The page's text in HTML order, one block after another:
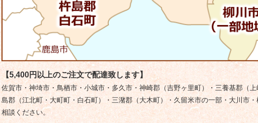
【5,400円以上のご注文で配達致します】
佐賀市・神埼市・鳥栖市・小城市・多久市・神崎郡（吉野ヶ里町）・三養基郡（
島郡（江北町・大町町・白石町）・三潴郡（大木町）・久留米市の一部・大川市
相談ください。